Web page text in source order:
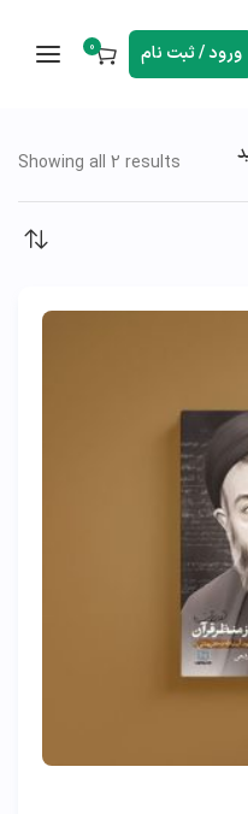
ورود / ثبت نام 0
Showing all 2 results